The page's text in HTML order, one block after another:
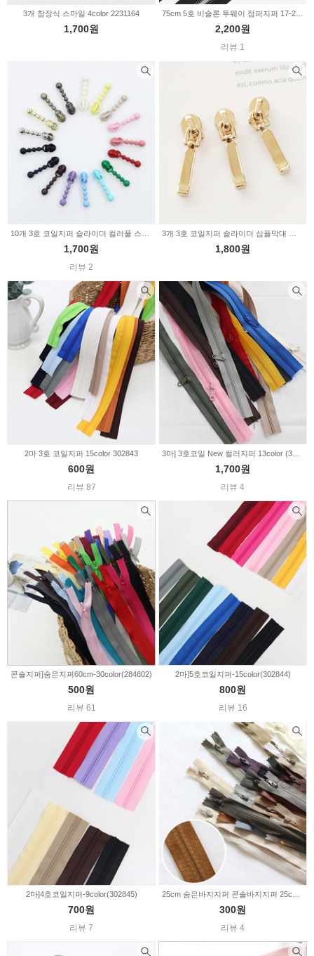
3개 참장식 스마일 4color 2231164
1,700원 2,200원
리뷰 1
1,700원
리뷰 2
1,800원
2마 3호 코일지퍼 15color 302843
600원
리뷰 87
3마] 3호코일 New 컬러지퍼 13color (348120)
1,700원
리뷰 4
콘솔지퍼]숨은지퍼60cm-30color(284602)
500원
리뷰 61
2마]5호코일지퍼-15color(302844)
800원
리뷰 16
2마]4호코일지퍼-9color(302845)
700원
리뷰 7
300원
리뷰 4